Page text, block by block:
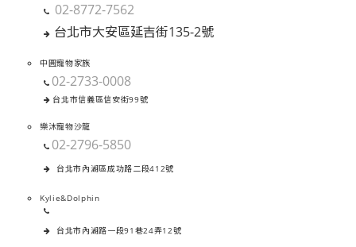
02-8772-7562
台北市大安區延吉街135-2號
中圓寵物家族
02-2733-0008
台北市信義區信安街99號
樂沐寵物沙龍
02-2796-5850
台北市內湖區成功路二段412號
Kylie&Dolphin
台北市內湖路一段91巷24弄12號